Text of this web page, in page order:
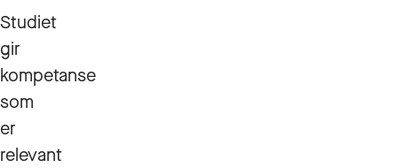
Studiet
gir
kompetanse
som
er
relevant